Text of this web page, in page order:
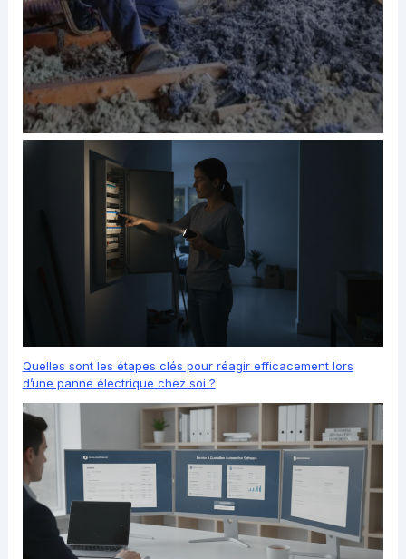
Quelles sont les étapes clés pour réagir efficacement lors
d’une panne électrique chez soi ?